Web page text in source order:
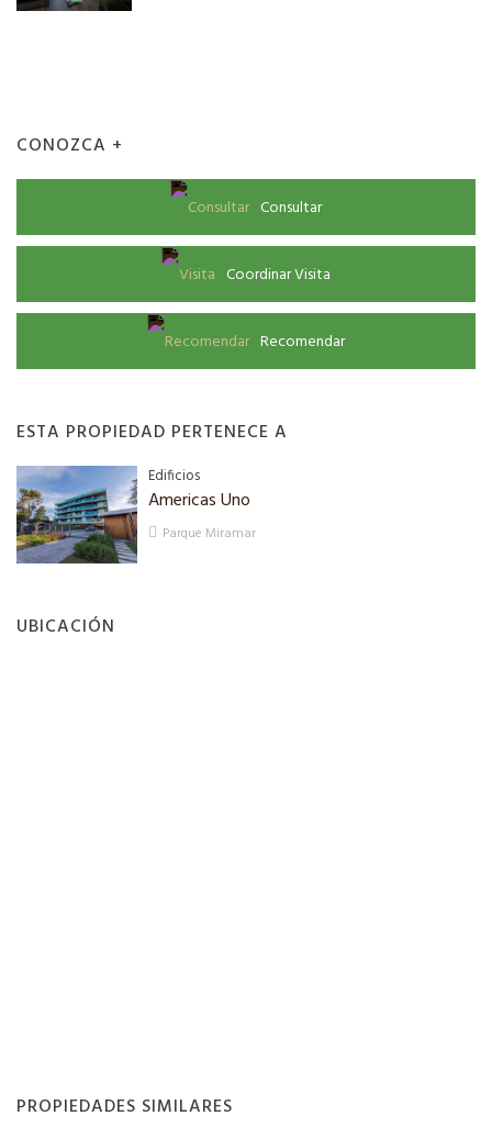
CONOZCA +
Consultar
Coordinar Visita
Recomendar
ESTA PROPIEDAD PERTENECE A
Edificios
Americas Uno
Parque Miramar
UBICACIÓN
PROPIEDADES SIMILARES